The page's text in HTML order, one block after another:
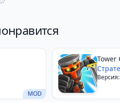
MOD
Tower